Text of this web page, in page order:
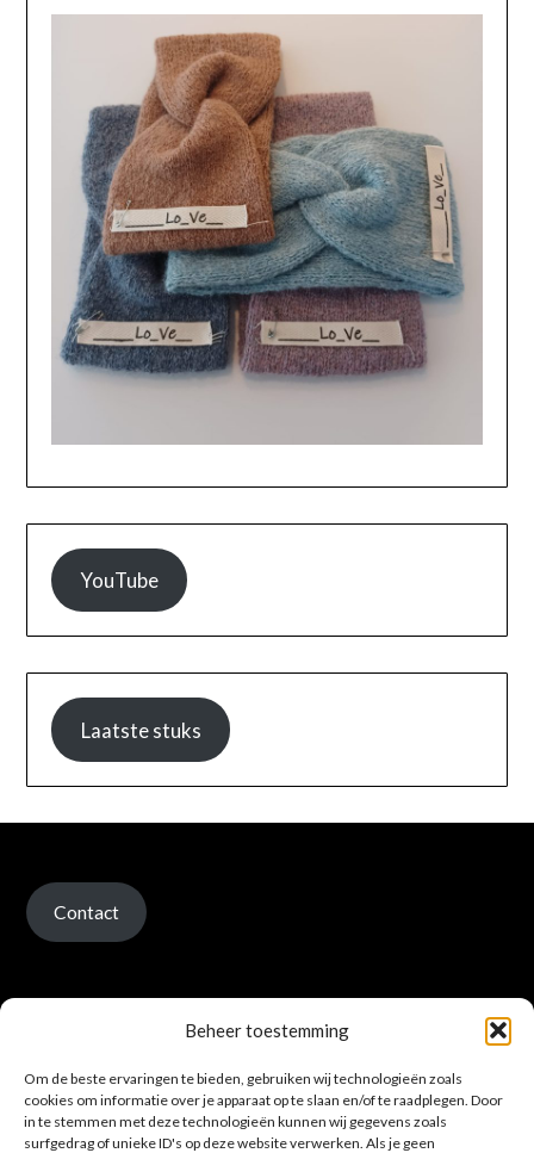
Beheer toestemming
Om de beste ervaringen te bieden, gebruiken wij technologieën zoals
cookies om informatie over je apparaat op te slaan en/of te raadplegen. Door
in te stemmen met deze technologieën kunnen wij gegevens zoals
surfgedrag of unieke ID's op deze website verwerken. Als je geen
YouTube
Laatste stuks
Contact
Verzenden en retour